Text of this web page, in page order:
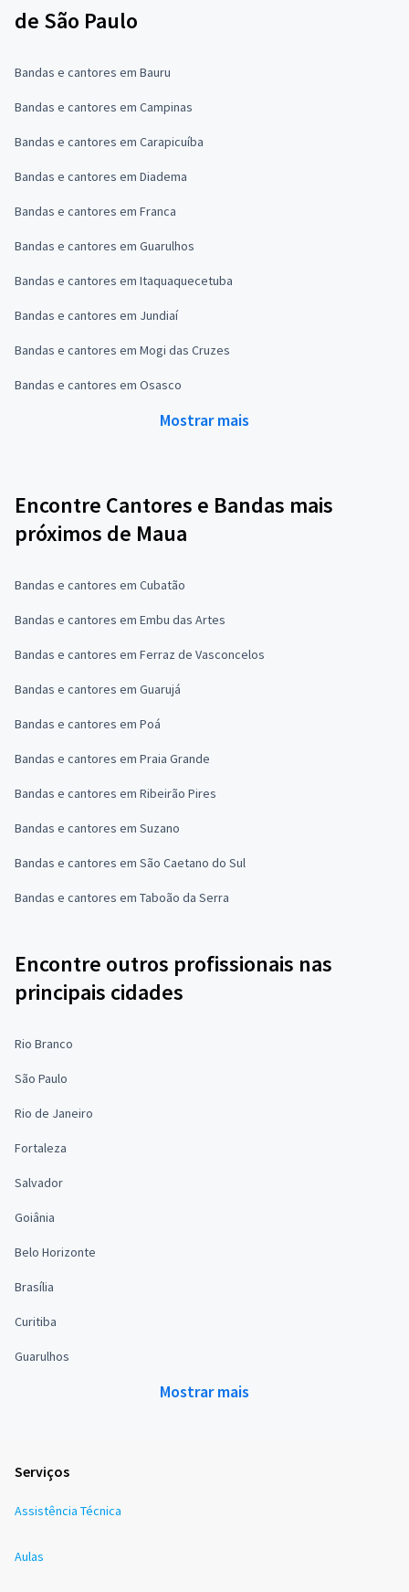
de São Paulo
Bandas e cantores em Bauru
Bandas e cantores em Campinas
Bandas e cantores em Carapicuíba
Bandas e cantores em Diadema
Bandas e cantores em Franca
Bandas e cantores em Guarulhos
Bandas e cantores em Itaquaquecetuba
Bandas e cantores em Jundiaí
Bandas e cantores em Mogi das Cruzes
Bandas e cantores em Osasco
Mostrar mais
Encontre Cantores e Bandas mais
próximos de Maua
Bandas e cantores em Cubatão
Bandas e cantores em Embu das Artes
Bandas e cantores em Ferraz de Vasconcelos
Bandas e cantores em Guarujá
Bandas e cantores em Poá
Bandas e cantores em Praia Grande
Bandas e cantores em Ribeirão Pires
Bandas e cantores em Suzano
Bandas e cantores em São Caetano do Sul
Bandas e cantores em Taboão da Serra
Encontre outros profissionais nas
principais cidades
Rio Branco
São Paulo
Rio de Janeiro
Fortaleza
Salvador
Goiânia
Belo Horizonte
Brasília
Curitiba
Guarulhos
Mostrar mais
Serviços
Assistência Técnica
Aulas